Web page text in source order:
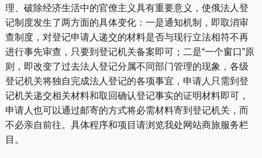
理、破除经济生活中的官僚主义具有重要意义，使俄法人登
记制度发生了两方面的具体变化：一是通知机制，即取消审
查制度，对登记申请人递交的材料是否与现行立法相符不再
进行事先审查，只要到登记机关备案即可；二是“一个窗口”原
则，即改变了过去法人登记分属不同部门管理的现象，各级
登记机关将独自完成法人登记的各项事宜，申请人只需到登
记机关递交相关材料和取回确认登记事实的证明材料即可，
申请人也可以通过邮寄的方式将必需材料寄到登记机关，而
不必亲自前往。具体程序和项目请浏览我处网站商旅服务栏
目。